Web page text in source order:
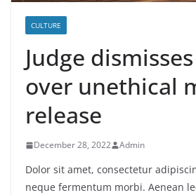
CULTURE
Judge
over unethical
release
December 28, 2022 Admin
Dolor sit amet, consectetur
neque fermentum morbi. Aenean